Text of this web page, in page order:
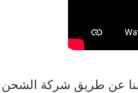
عن طريق شركة الشحن